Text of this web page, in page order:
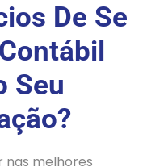
De Se
Seu
nas melhores